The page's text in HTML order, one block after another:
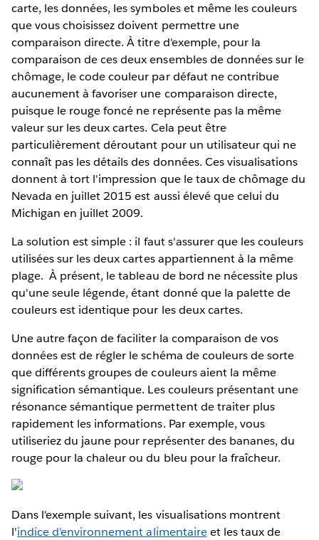
carte, les données, les symboles et même les couleurs
que vous choisissez doivent permettre une
comparaison directe. À titre d'exemple, pour la
comparaison de ces deux ensembles de données sur le
chômage, le code couleur par défaut ne contribue
aucunement à favoriser une comparaison directe,
puisque le rouge foncé ne représente pas la même
valeur sur les deux cartes. Cela peut être
particulièrement déroutant pour un utilisateur qui ne
connaît pas les détails des données. Ces visualisations
donnent à tort l'impression que le taux de chômage du
Nevada en juillet 2015 est aussi élevé que celui du
Michigan en juillet 2009.
La solution est simple : il faut s'assurer que les couleurs
utilisées sur les deux cartes appartiennent à la même
plage. À présent, le tableau de bord ne nécessite plus
qu'une seule légende, étant donné que la palette de
couleurs est identique pour les deux cartes.
Une autre façon de faciliter la comparaison de vos
données est de régler le schéma de couleurs de sorte
que différents groupes de couleurs aient la même
signification sémantique. Les couleurs présentant une
résonance sémantique permettent de traiter plus
rapidement les informations. Par exemple, vous
utiliseriez du jaune pour représenter des bananes, du
rouge pour la chaleur ou du bleu pour la fraîcheur.
Dans l'exemple suivant, les visualisations montrent
l'indice d'environnement alimentaireet les taux de